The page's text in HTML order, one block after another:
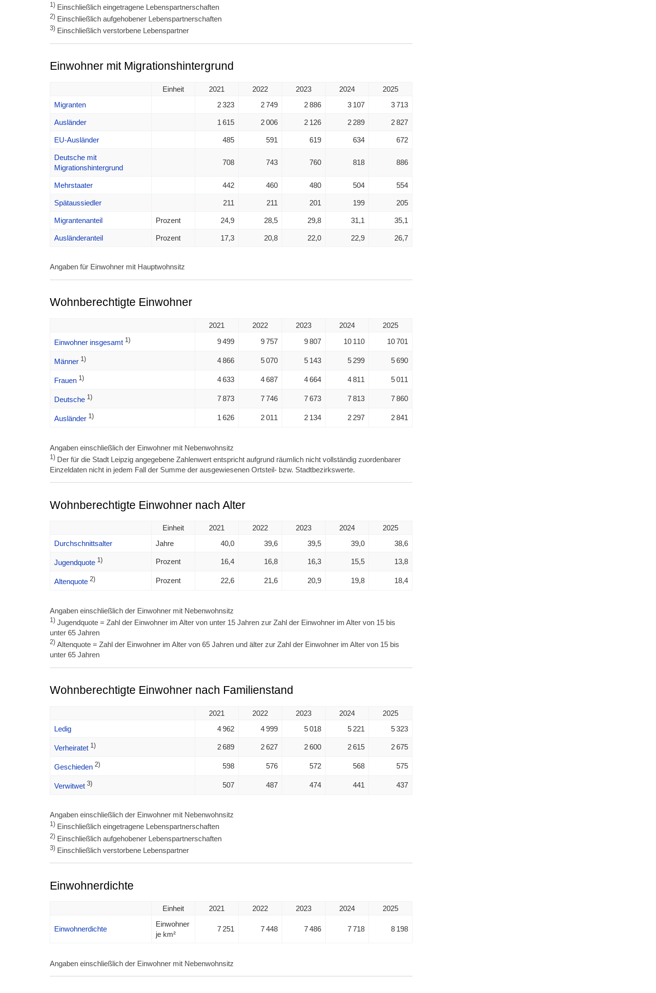
1) Einschließlich eingetragene Lebenspartnerschaften
2) Einschließlich aufgehobener Lebenspartnerschaften
3) Einschließlich verstorbene Lebenspartner
Einwohner mit Migrationshintergrund
Einheit 2021 2022 2023 2024
2025
Migranten
2 323 2 749 2 886 3 107 3 713
Ausländer 1 615 2 006 2 126 2 289 2 827
EU-Ausländer 485 591 619 634 672
Deutsche mit
Migrationshintergrund
708 743 760 818 886
Mehrstaater 442 460 480 504 554
Spätaussiedler 211 211 201 199 205
Migrantenanteil Prozent 24,9 28,5 29,8 31,1 35,1
Ausländeranteil Prozent 17,3 20,8 22,0 22,9 26,7
Angaben für Einwohner mit Hauptwohnsitz
Wohnberechtigte Einwohner
2021 2022 2023 2024 2025
Einwohner insgesamt 1) 9 499 9 757 9 807 10 110 10 701
Männer 1) 4 866 5 070 5 143 5 299 5 690
Frauen 1) 4 633 4 687 4 664 4 811 5 011
Deutsche 1) 7 873 7 746 7 673 7 813 7 860
Ausländer 1) 1 626 2 011 2 134 2 297 2 841
Angaben einschließlich der Einwohner mit Nebenwohnsitz
1) Der für die Stadt Leipzig angegebene Zahlenwert entspricht aufgrund räumlich nicht vollständig zuordenbarer
Einzeldaten nicht in jedem Fall der Summe der ausgewiesenen Ortsteil- bzw. Stadtbezirkswerte.
Wohnberechtigte Einwohner nach Alter
Einheit 2021 2022 2023 2024
2025
Durchschnittsalter
Jahre 40,0 39,6 39,5 39,0 38,6
Jugendquote 1) Prozent 16,4 16,8 16,3 15,5 13,8
Altenquote 2) Prozent 22,6 21,6 20,9 19,8 18,4
Angaben einschließlich der Einwohner mit Nebenwohnsitz
1) Jugendquote = Zahl der Einwohner im Alter von unter 15 Jahren zur Zahl der Einwohner im Alter von 15 bis
unter 65 Jahren
2) Altenquote = Zahl der Einwohner im Alter von 65 Jahren und älter zur Zahl der Einwohner im Alter von 15 bis
unter 65 Jahren
Wohnberechtigte Einwohner nach Familienstand
2021 2022 2023 2024
2025
Ledig
4 962 4 999 5 018 5 221 5 323
Verheiratet 1) 2 689 2 627 2 600 2 615 2 675
Geschieden 2) 598 576 572 568 575
Verwitwet 3) 507 487 474 441 437
Angaben einschließlich der Einwohner mit Nebenwohnsitz
1) Einschließlich eingetragene Lebenspartnerschaften
2) Einschließlich aufgehobener Lebenspartnerschaften
3) Einschließlich verstorbene Lebenspartner
Einwohnerdichte
Einheit 2021 2022 2023 2024 2025
Einwohnerdichte
Einwohner
je km²
7 251 7 448 7 486 7 718 8 198
Angaben einschließlich der Einwohner mit Nebenwohnsitz